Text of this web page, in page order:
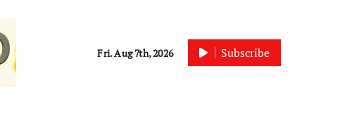
Fri. Aug 7th, 2026 Subscribe